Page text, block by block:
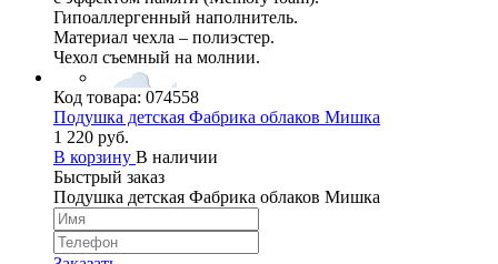
Гипоаллергенный наполнитель.
Материал чехла – полиэстер.
Чехол съемный на молнии.
Код товара: 074558
Подушка детская Фабрика облаков Мишка
1 220 руб.
В корзину В наличии
Быстрый заказ
Подушка детская Фабрика облаков Мишка